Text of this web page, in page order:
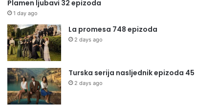
Plamen ljubavi 32 epizoda
1 day ago
La promesa 748 epizoda
2 days ago
Turska serija nasljednik epizoda 45
2 days ago